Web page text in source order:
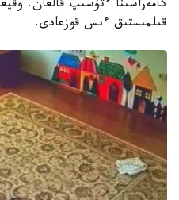
كامەراسىنا ءتۇسىپ قالعان.
قىلمىستىق ءىس قوزعادى.